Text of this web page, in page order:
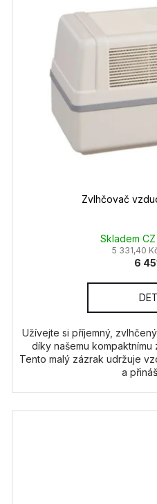
Zvlhčovač
Skladem
5 331,40
6
Užívejte si příjemný,
díky našemu
Tento malý zázrak udržuje
a